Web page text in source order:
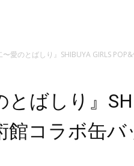
〜愛のとばしり』SHIBUYA GIRLS
とばしり』
館コラボ缶